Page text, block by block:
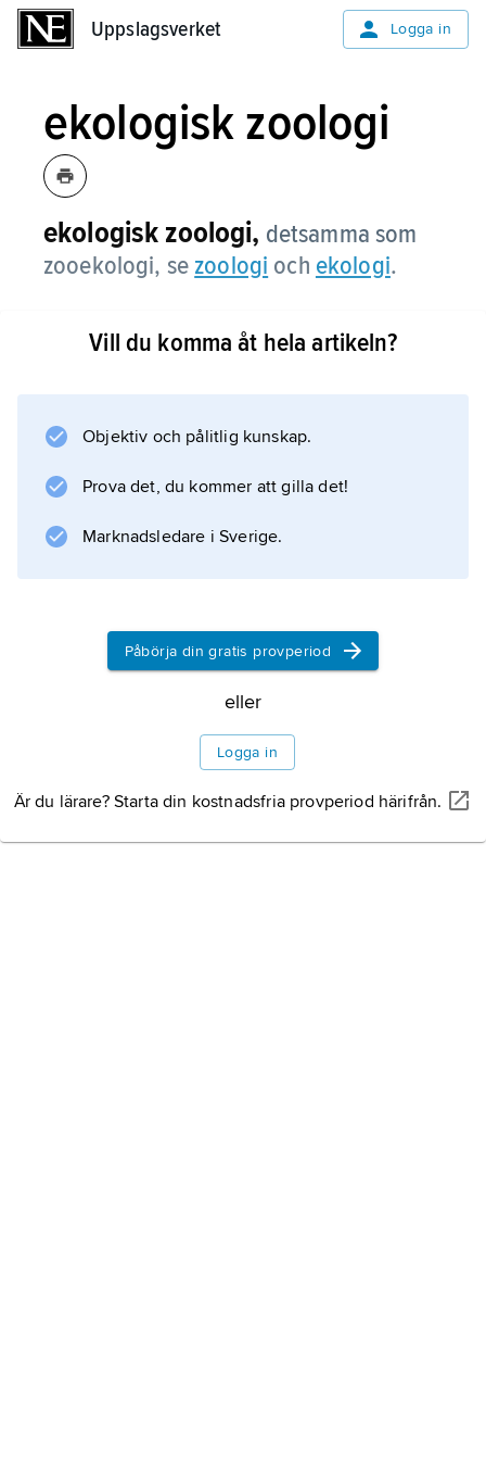
Uppslagsverket Logga in
ekologisk zoologi
ekologisk zoologi, detsamma som
zooekologi, se zoologi och ekologi.
Vill du komma åt hela artikeln?
Objektiv och pålitlig kunskap.
Prova det, du kommer att gilla det!
Marknadsledare i Sverige.
Påbörja din gratis provperiod
eller
Logga in
Är du lärare? Starta din kostnadsfria provperiod härifrån.